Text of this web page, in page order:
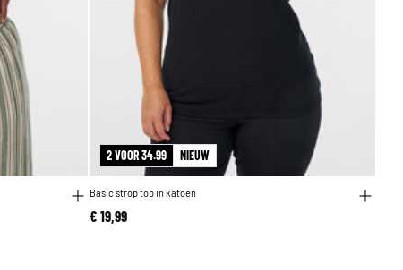
2 VOOR 34.99 NIEUW
Basic strop top in katoen
€ 19,99